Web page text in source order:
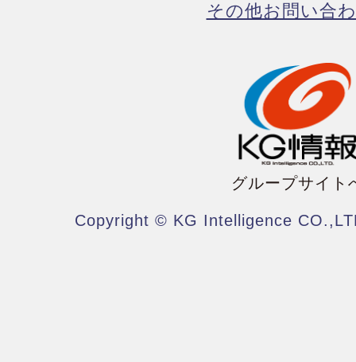
その他お問い合
グループサイト
Copyright © KG Intelligence